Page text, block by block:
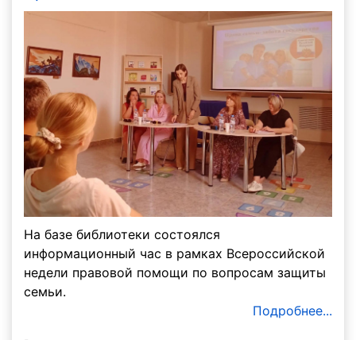
На базе библиотеки состоялся
информационный час в рамках Всероссийской
недели правовой помощи по вопросам защиты
семьи.
Подробнее...